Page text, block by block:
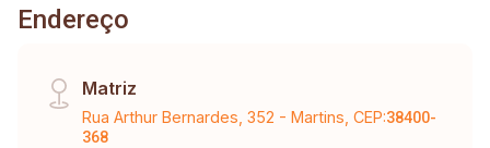
Endereço
Matriz
Rua Arthur Bernardes, 352 - Martins, CEP:38400-
368